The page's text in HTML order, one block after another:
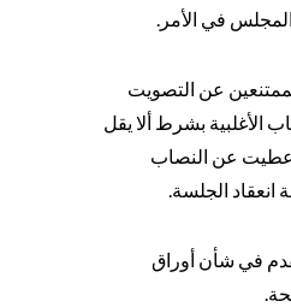
في الأمر.
عن التصويت
الأغلبية بشرط ألا يقل
عن النصاب
انعقاد الجلسة.
في شأن أوراق